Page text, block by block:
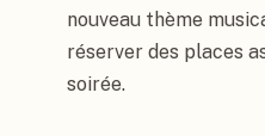
nouveau thème
réserver des places
soirée.